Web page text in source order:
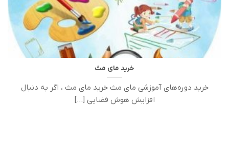
خرید مای مث
خرید دوره‌های آموزشی مای مث خرید مای مث ، اگر به دنبال
افزایش هوش فضایی [...]